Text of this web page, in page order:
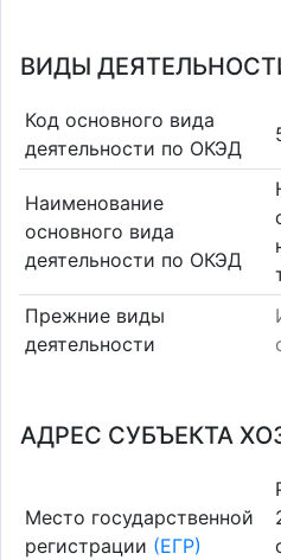
ВИДЫ
Код основного вида
деятельности по ОКЭД
Наименование
основного вида
деятельности по ОКЭД
Прежние виды
деятельности
АДРЕС СУБЪЕКТА
Место государственной
регистрации (ЕГР)